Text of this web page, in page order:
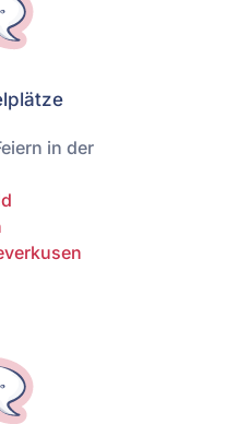
in der